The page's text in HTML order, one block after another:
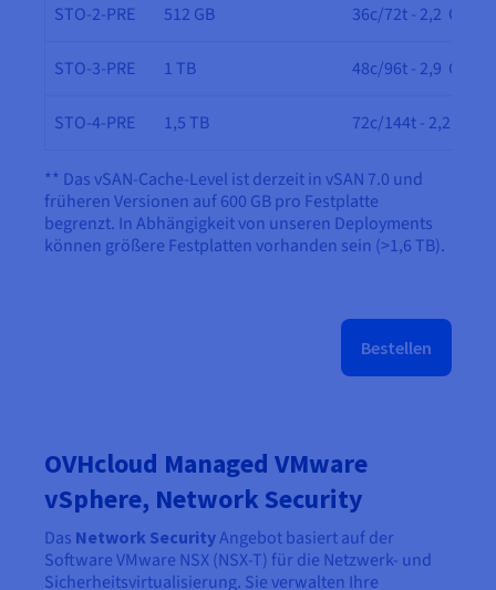
STO-2-PRE 512 GB 36c/72t - 2,2 GHz
STO-3-PRE 1 TB 48c/96t - 2,9 GHz
STO-4-PRE 1,5 TB 72c/144t - 2,2 GHz
** Das vSAN-Cache-Level ist derzeit in vSAN 7.0 und
früheren Versionen auf 600 GB pro Festplatte
begrenzt. In Abhängigkeit von unseren Deployments
können größere Festplatten vorhanden sein (>1,6 TB).
Bestellen
OVHcloud Managed VMware
vSphere, Network Security
Das Network SecurityAngebot basiert auf der
Software VMware NSX (NSX-T) für die Netzwerk- und
Sicherheitsvirtualisierung. Sie verwalten Ihre